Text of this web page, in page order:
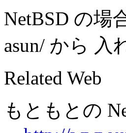
NetBSD の場
asun/ から 入
Related Web
もともとの